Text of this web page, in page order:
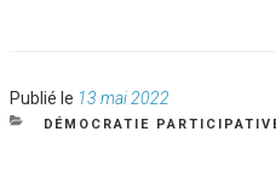
Publié le Publié
le
13 mai 2022
CATÉGORIES
DÉMOCRATIE